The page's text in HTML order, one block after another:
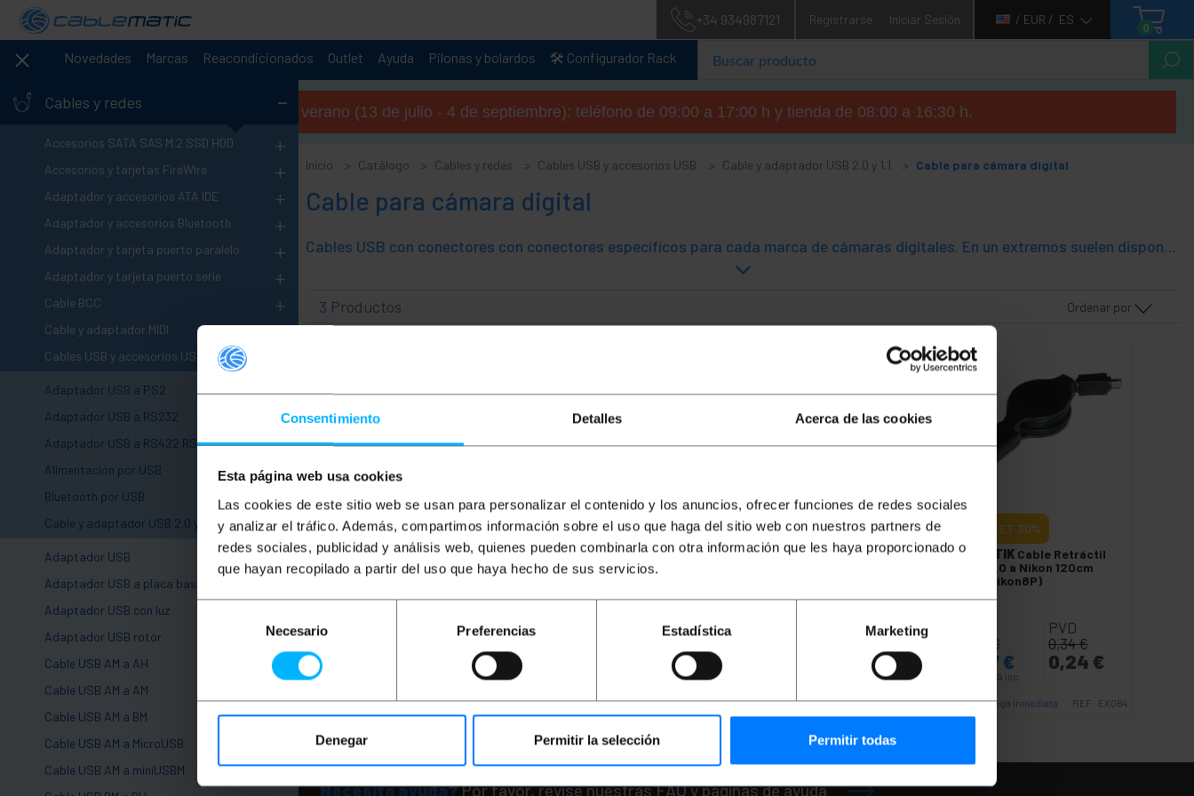
Consentimiento Detalles Acerca de las cookies
Esta página web usa cookies
Las cookies de este sitio web se usan para personalizar el contenido y los anuncios, ofrecer funciones de redes sociales
y analizar el tráfico. Además, compartimos información sobre el uso que haga del sitio web con nuestros partners de
redes sociales, publicidad y análisis web, quienes pueden combinarla con otra información que les haya proporcionado o
que hayan recopilado a partir del uso que haya hecho de sus servicios.
consentimiento
Necesario Preferencias Estadística Marketing
Denegar Permitir la selección Permitir todas
+34 934987121 Registrarse Iniciar Sesión / EUR / ES
0
Novedades Marcas Reacondicionados Outlet Ayuda Pilonas y bolardos 🛠️ Configurador Rack
Cables y redes -
Accesorios SATA SAS M.2 SSD HDD +
Accesorios y tarjetas FireWire +
Adaptador y accesorios ATA IDE +
Adaptador y accesorios Bluetooth +
Adaptador y tarjeta puerto paralelo +
Adaptador y tarjeta puerto serie +
Cable BCC +
Cable y adaptador MIDI +
Cables USB y accesorios USB
Adaptador USB a PS2
Adaptador USB a RS232
Adaptador USB a RS422 RS485
Alimentación por USB
Bluetooth por USB
Cable y adaptador USB 2.0 y 1.1
-
Adaptador USB
Adaptador USB a placa base
Adaptador USB con luz
Adaptador USB rotor
Cable USB AM a AH
Cable USB AM a AM
Cable USB AM a BM
Cable USB AM a MicroUSB
Cable USB AM a miniUSBM
Horario de verano (13 de julio - 4 de septiembre): teléfono de 09:00 a 17:00 h y tienda de 08:00 a 16:30 h.
Inicio Catálogo Cables y redes Cables USB y accesorios USB Cable y adaptador USB 2.0 y 1.1 Cable para cámara digital
Cable para cámara digital
Cables USB con conectores con conectores específicos para cada marca de cámaras digitales. En un extremos suelen disponer del clásico conector USB A-Macho y en el otro extremo del conector propio de la marca de la cámara digital.
3 Productos Ordenar por
OUTLET20%
BEMATIKCable Retráctil
USB 2.0 a Canon 120cm
(AM/Canon12P)
PVD
0,27€
Entrega inmediata REF: EX062
OUTLET25%
BEMATIK Cable Retráctil
PVP
0,29 €
0,29€IVA inc.
Entrega inmediata REF: EX065
OUTLET 30%
BEMATIK Cable Retráctil
USB 2.0 a Nikon 120cm
(AM/Nikon8P)
€
0,27 €
IVA inc.
PVD
0,34€
0,24 €
Entrega inmediata REF: EX064
Necesita ayuda?Por favor, revise nuestras FAQ y paginas de ayuda